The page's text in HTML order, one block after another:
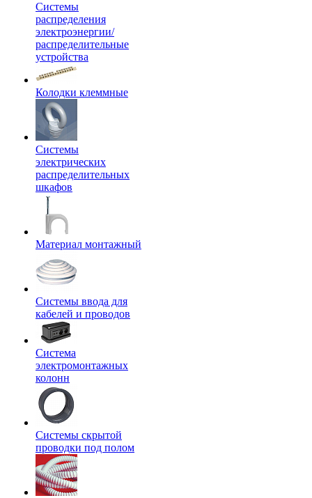
Системы
распределения
электроэнергии/
распределительные
устройства
Колодки клеммные
Системы
электрических
распределительных
шкафов
Материал монтажный
Системы ввода для
кабелей и проводов
Система
электромонтажных
колонн
Системы скрытой
проводки под полом